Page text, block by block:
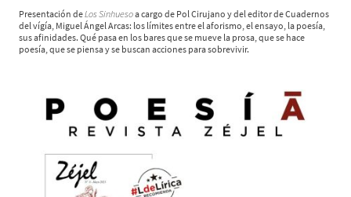
Presentación deLos Sinhuesoa cargo de Pol Cirujano y del editor de Cuadernos
del vígía, Miguel Ángel Arcas: los límites entre el aforismo, el ensayo, la poesía,
sus afinidades. Qué pasa en los bares que se mueve la prosa, que se hace
poesía, que se piensa y se buscan acciones para sobrevivir.